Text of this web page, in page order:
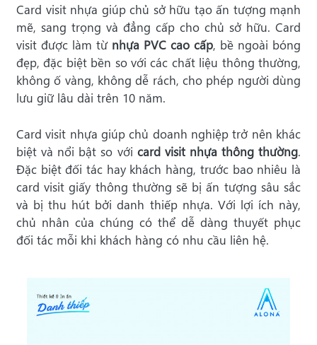
Card visit nhựa giúp chủ sở hữu tạo ấn tượng mạnh
mẽ, sang trọng và đẳng cấp cho chủ sở hữu. Card
visit được làm từ nhựa PVC cao cấp, bề ngoài bóng
đẹp, đặc biệt bền so với các chất liệu thông thường,
không ố vàng, không dễ rách, cho phép người dùng
lưu giữ lâu dài trên 10 năm.
Card visit nhựa giúp chủ doanh nghiệp trở nên khác
biệt và nổi bật so với card visit nhựa thông thường.
Đặc biệt đối tác hay khách hàng, trước bao nhiêu là
card visit giấy thông thường sẽ bị ấn tượng sâu sắc
và bị thu hút bởi danh thiếp nhựa. Với lợi ích này,
chủ nhân của chúng có thể dễ dàng thuyết phục
đối tác mỗi khi khách hàng có nhu cầu liên hệ.